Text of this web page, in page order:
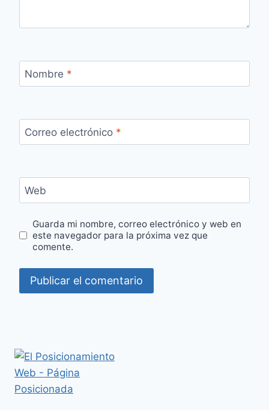
Nombre *
Correo electrónico *
Web
Guarda mi nombre, correo electrónico y web en
este navegador para la próxima vez que
comente.